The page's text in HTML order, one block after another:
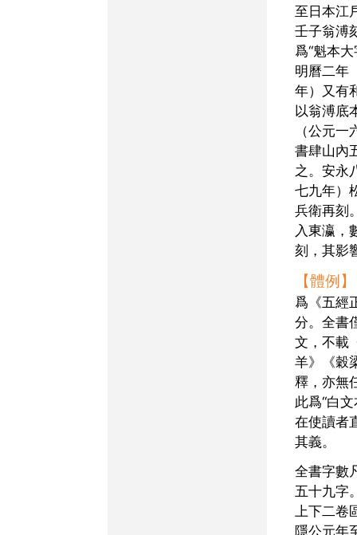
至日本江
壬子翁溥
爲“魁本
明曆二年
年）又有
以翁溥底
（公元
書肆山內
之。安永
七九年）
兵衛再刻
入東瀛，
刻，其影
【體例】
爲《五經
分。全書
文，不載
羊》《穀
釋，亦無
此爲“白
在使讀者
其義。
全書字數凡二萬五千一百
五十九字
上下二
隱公元年